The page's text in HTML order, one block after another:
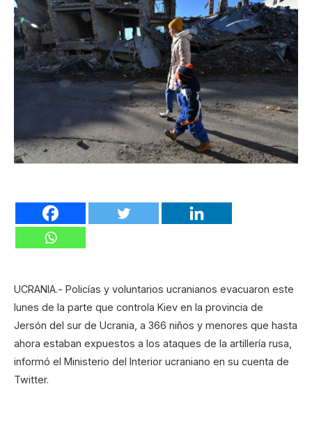
UCRANIA.- Policías y voluntarios ucranianos evacuaron este
lunes de la parte que controla Kiev en la provincia de
Jersón del sur de Ucrania, a 366 niños y menores que hasta
ahora estaban expuestos a los ataques de la artillería rusa,
informó el Ministerio del Interior ucraniano en su cuenta de
Twitter.